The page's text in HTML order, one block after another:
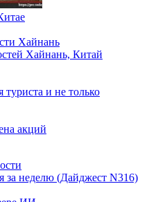
Хайнань, Китай
туриста и не только
акций
за неделю (Дайджест N316)